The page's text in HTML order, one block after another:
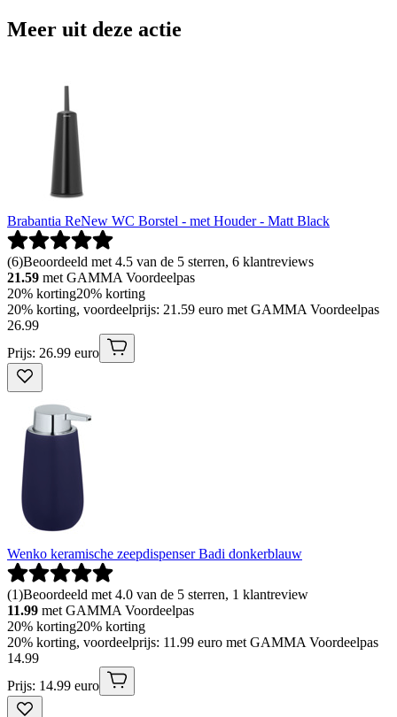
Meer uit deze actie
Brabantia ReNew WC Borstel - met Houder - Matt Black
(6)Beoordeeld met 4.5 van de 5 sterren, 6 klantreviews
21.59 met GAMMA Voordeelpas
20% korting20% korting
20% korting, voordeelprijs: 21.59 euro met GAMMA Voordeelpas
26.99
Prijs: 26.99 euro
Wenko keramische zeepdispenser Badi donkerblauw
(1)Beoordeeld met 4.0 van de 5 sterren, 1 klantreview
11.99 met GAMMA Voordeelpas
20% korting20% korting
20% korting, voordeelprijs: 11.99 euro met GAMMA Voordeelpas
14.99
Prijs: 14.99 euro